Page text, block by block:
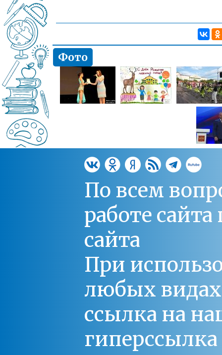
Фото
По всем
работе
сайта
При
любых
ссылка на